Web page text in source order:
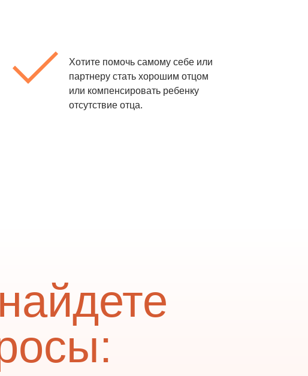
Хотите помочь самому себе или
партнеру стать хорошим отцом
или компенсировать ребенку
отсутствие отца.